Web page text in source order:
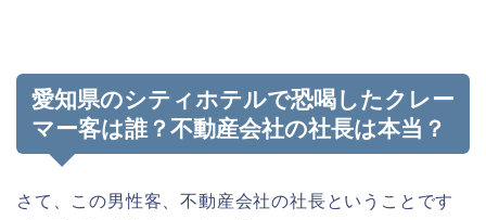
愛知県のシティホテルで恐喝したクレー
マー客は誰？不動産会社の社長は本当？
さて、この男性客、不動産会社の社長ということです